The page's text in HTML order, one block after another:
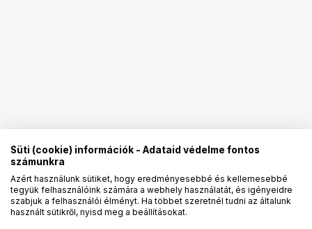
PROpartnerségek
Süti (cookie) információk - Adataid védelme fontos
számunkra
Azért használunk sütiket, hogy eredményesebbé és kellemesebbé
tegyük felhasználóink számára a webhely használatát, és igényeidre
szabjuk a felhasználói élményt. Ha többet szeretnél tudni az általunk
használt sütikről, nyisd meg a beállításokat.